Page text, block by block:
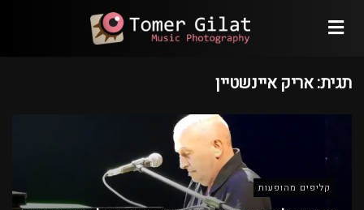
תגית:אריק איינשטיין
קליפים מהופעות